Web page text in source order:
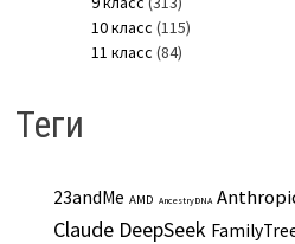
10 класс (115)
11 класс (84)
Теги
23andMe AMD AncestryDNA
Claude DeepSeek